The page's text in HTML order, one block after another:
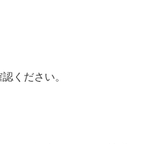
ください。